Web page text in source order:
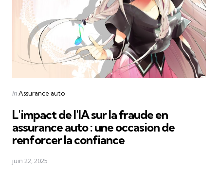
Posted
inAssurance auto
L'impact de l'IA sur la fraude en
assurance auto : une occasion de
renforcer la confiance
juin 22, 2025